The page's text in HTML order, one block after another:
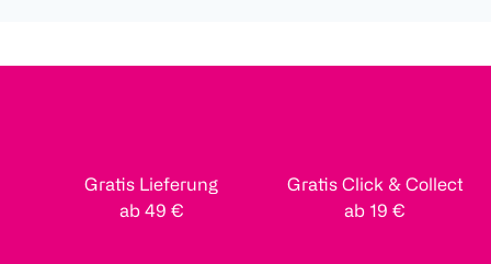
Gratis Lieferung
ab 49 €
Gratis Click & Collect
ab 19 €